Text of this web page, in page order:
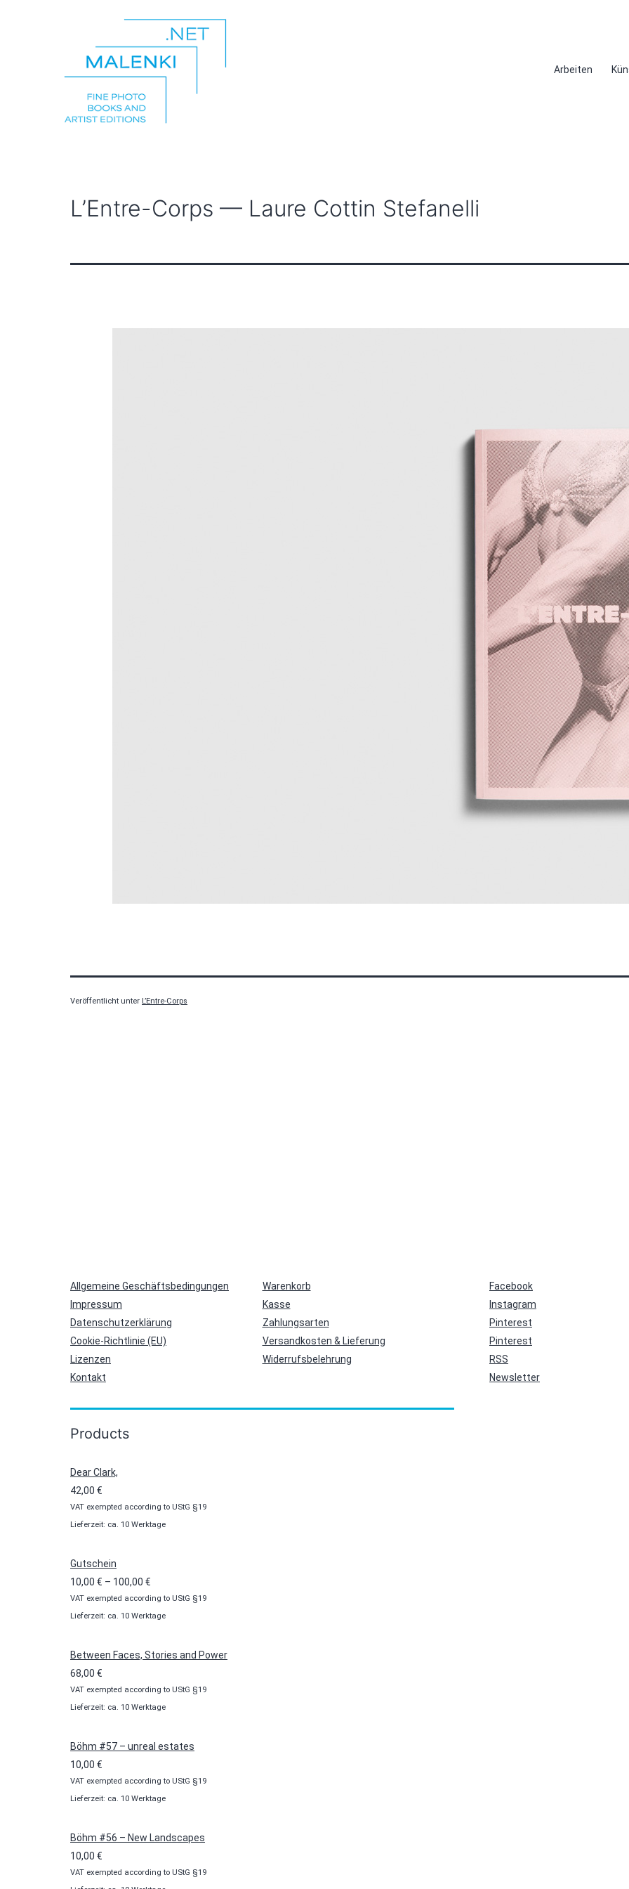
Arbeiten
L’Entre-Corps — Laure Cottin Stefanelli
Veröffentlicht unter L’Entre-Corps
Allgemeine Geschäftsbedingungen
Impressum
Datenschutzerklärung
Cookie-Richtlinie (EU)
Lizenzen
Kontakt
Warenkorb
Kasse
Zahlungsarten
Versandkosten & Lieferung
Widerrufsbelehrung
Facebook
Instagram
Pinterest
Pinterest
RSS
Newsletter
Products
Dear Clark,
42,00 €
VAT exempted according to UStG §19
Lieferzeit: ca. 10 Werktage
Gutschein
10,00 € – 100,00 €
10,00 €
bis
VAT exempted according to UStG §19
Lieferzeit: ca. 10 Werktage
Between Faces, Stories and Power
68,00 €
VAT exempted according to UStG §19
Lieferzeit: ca. 10 Werktage
Böhm #57 – unreal estates
10,00 €
VAT exempted according to UStG §19
Lieferzeit: ca. 10 Werktage
Böhm #56 – New Landscapes
10,00 €
VAT exempted according to UStG §19